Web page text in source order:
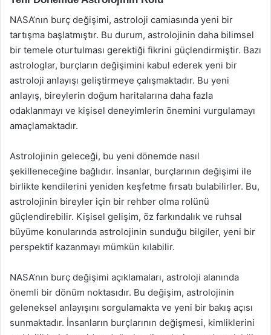
NASA’nın burç değişimi, astroloji camiasında yeni bir
tartışma başlatmıştır. Bu durum, astrolojinin daha bilimsel
bir temele oturtulması gerektiği fikrini güçlendirmiştir. Bazı
astrologlar, burçların değişimini kabul ederek yeni bir
astroloji anlayışı geliştirmeye çalışmaktadır. Bu yeni
anlayış, bireylerin doğum haritalarına daha fazla
odaklanmayı ve kişisel deneyimlerin önemini vurgulamayı
amaçlamaktadır.
Astrolojinin geleceği, bu yeni dönemde nasıl
şekilleneceğine bağlıdır. İnsanlar, burçlarının değişimi ile
birlikte kendilerini yeniden keşfetme fırsatı bulabilirler. Bu,
astrolojinin bireyler için bir rehber olma rolünü
güçlendirebilir. Kişisel gelişim, öz farkındalık ve ruhsal
büyüme konularında astrolojinin sunduğu bilgiler, yeni bir
perspektif kazanmayı mümkün kılabilir.
NASA’nın burç değişimi açıklamaları, astroloji alanında
önemli bir dönüm noktasıdır. Bu değişim, astrolojinin
geleneksel anlayışını sorgulamakta ve yeni bir bakış açısı
sunmaktadır. İnsanların burçlarının değişmesi, kimliklerini